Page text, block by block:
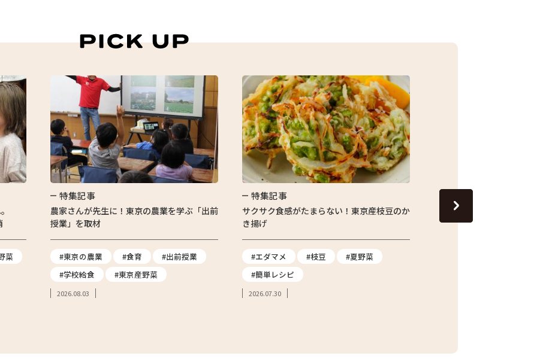
菜
特集記事
農家さんが先生に！東京の農業を学ぶ「出前
授業」を取材
#東京の農業 #食育
#出前授業
#学校給食
#東京産野菜
2026.08.03
特集記事
サクサク食感がたまらない！東京産枝豆のか
き揚げ
#エダマメ #枝豆
#夏野菜
#簡単レシピ
2026.07.30
じゅわっと旬の味わい！
ナスの焼きびたし